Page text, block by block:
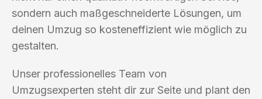
sondern auch maßgeschneiderte Lösungen, um
deinen Umzug so kosteneffizient wie möglich zu
gestalten.
Unser professionelles Team von
Umzugsexperten steht dir zur Seite und plant den